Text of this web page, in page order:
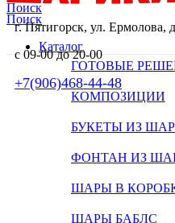
Поиск
г. Пятигорск, ул. Ермолова,
с 09-00 до 20-00
+7(906)468-44-48
Поиск
Каталог
ГОТОВЫЕ
КОМПОЗИЦИИ
БУКЕТЫ ИЗ
ФОНТАН ИЗ
ШАРЫ В
ШАРЫ БАБЛС